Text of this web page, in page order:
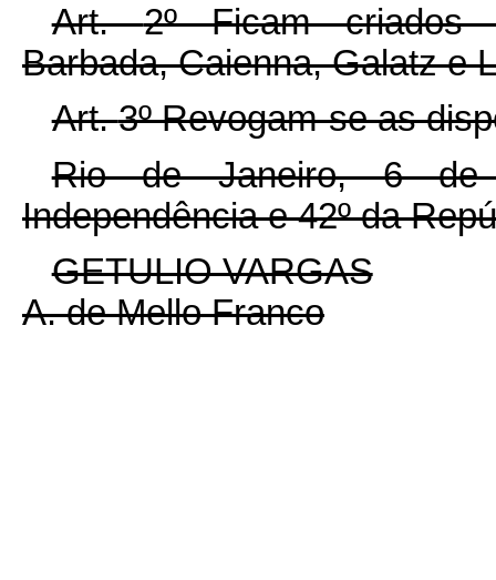
Art.2º Ficam criados
Barbada, Caienna, Galatz e
Art.3º Revogam-se as
Rio de Janeiro, 6 de
Independência e 42º da
GETULIO VARGAS
A. de Mello Franco